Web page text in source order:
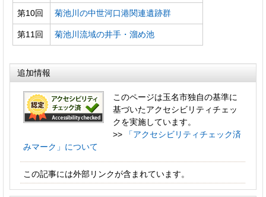
第10回 菊池川の中世河口港関連遺跡群
第11回 菊池川流域の井手・溜め池
追加情報
このページは玉名市独自の基準に
基づいたアクセシビリティチェッ
クを実施しています。
>>
「アクセシビリティチェック済
みマーク」について
この記事には外部リンクが含まれています。